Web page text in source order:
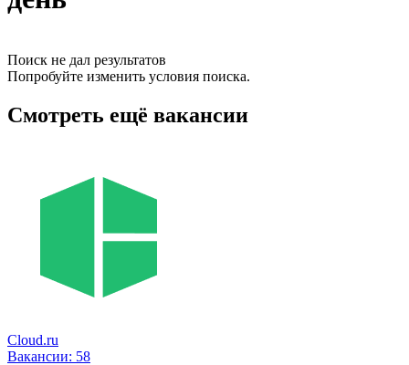
Поиск не дал результатов
Попробуйте изменить условия поиска.
Смотреть ещё вакансии
Cloud.ru
Вакансии: 58